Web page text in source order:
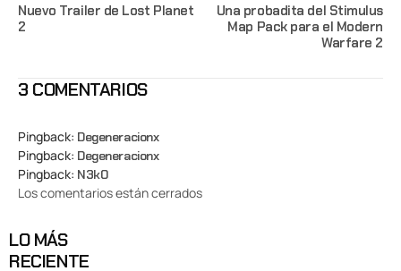
Nuevo Trailer de Lost Planet
2
Una probadita del Stimulus
Map Pack para el Modern
Warfare 2
3 COMENTARIOS
Pingback: Degeneracionx
Pingback: Degeneracionx
Pingback: N3k0
Los comentarios están cerrados
LO MÁS
RECIENTE